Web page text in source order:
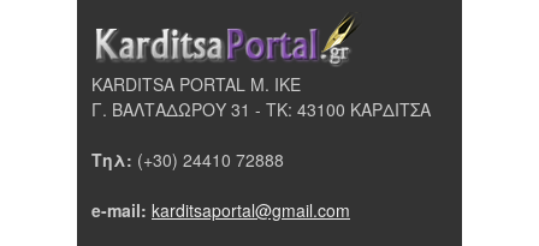
KARDITSA PORTAL Μ. ΙΚΕ
Γ. ΒΑΛΤΑΔΩΡΟΥ 31 - ΤΚ: 43100 ΚΑΡΔΙΤΣΑ
Τηλ: (+30) 24410 72888
e-mail: karditsaportal@gmail.com